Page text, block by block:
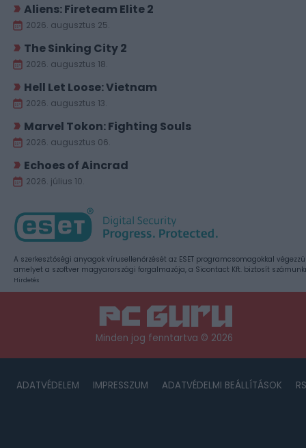
Aliens: Fireteam Elite 2
2026. augusztus 25.
The Sinking City 2
2026. augusztus 18.
Hell Let Loose: Vietnam
2026. augusztus 13.
Marvel Tokon: Fighting Souls
2026. augusztus 06.
Echoes of Aincrad
2026. július 10.
A szerkesztőségi anyagok vírusellenőrzését az ESET programcsomagokkal
amelyet a szoftver magyarországi forgalmazója, a Sicontact Kft. biztosít
Hirdetés
Minden jog fenntartva © 2026
ADATVÉDELEM IMPRESSZUM ADATVÉDELMI BEÁLLÍTÁSOK